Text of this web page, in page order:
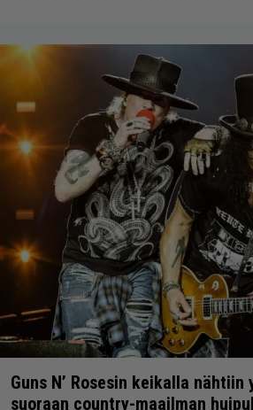
Guns N’ Rosesin keikalla
suoraan country-maailman